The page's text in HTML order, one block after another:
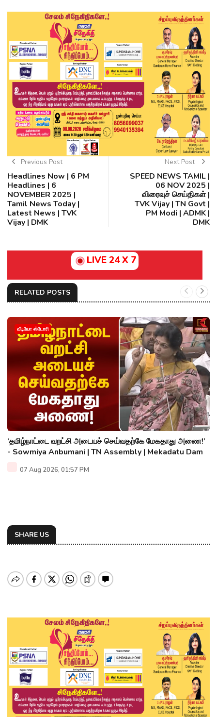
Previous Post
Headlines Now | 6 PM
Headlines | 6
NOVEMBER 2025 |
Tamil News Today |
Latest News | TVK
Vijay | DMK
Next Post
SPEED NEWS TAMIL |
06 NOV 2025 |
விரைவுச் செய்திகள் |
TVK Vijay | TN Govt |
PM Modi | ADMK |
DMK
LIVE 24 X 7
RELATED POSTS
வீடியோ ஸ்டோரி
‘தமிழ்நாட்டை வறட்சி அடையச் செய்வதற்கே மேகதாது அணை!’
- Sowmiya Anbumani | TN Assembly | Mekadatu Dam
07 Aug 2026, 01:57 PM
SHARE US